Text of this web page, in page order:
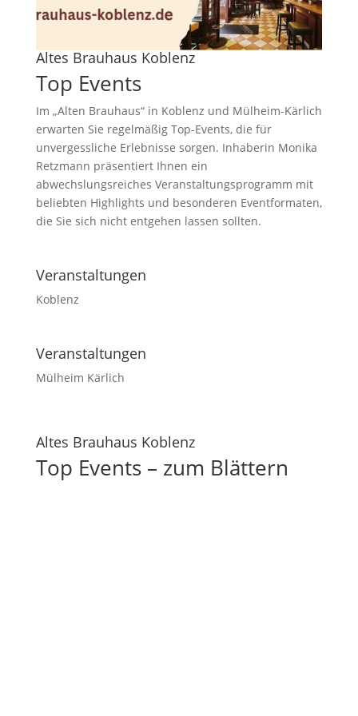
Altes Brauhaus Koblenz
Top Events
Im „Alten Brauhaus“ in Koblenz und Mülheim-Kärlich
erwarten Sie regelmäßig Top-Events, die für
unvergessliche Erlebnisse sorgen. Inhaberin Monika
Retzmann präsentiert Ihnen ein
abwechslungsreiches Veranstaltungsprogramm mit
beliebten Highlights und besonderen Eventformaten,
die Sie sich nicht entgehen lassen sollten.
Veranstaltungen
Koblenz
Veranstaltungen
Mülheim Kärlich
Altes Brauhaus Koblenz
Top Events – zum Blättern